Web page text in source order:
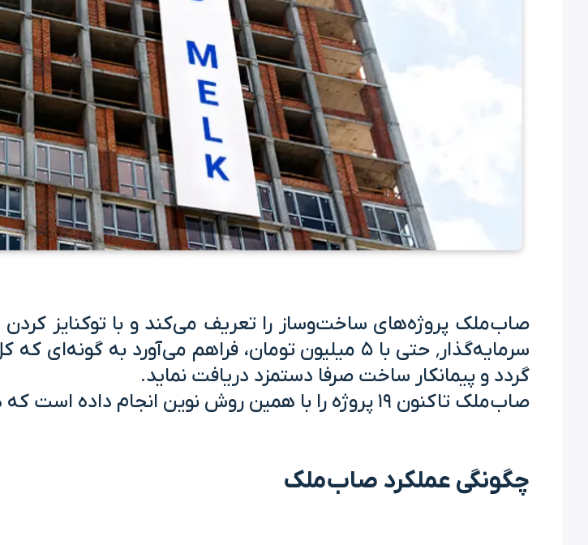
صاب‌ملک پروژه‌های ساخت‌و‌ساز را تعریف می‌کند و با توکنایز کردن
سرمایه‌گذار٬ حتی با ۵ میلیون تومان، فراهم
گردد و پیمانکار ساخت صرفا دستمزد دریافت نماید.
صاب‌ملک تاکنون ۱۹ پروژه را با همین روش نوین انجام داده است که در حال حاضر ۸ پروژه در دست ساخت دارد.
چگونگی عملکرد صاب‌ملک